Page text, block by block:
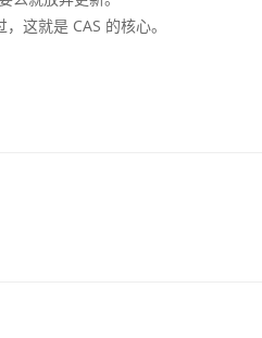
这就是 CAS 的核心。